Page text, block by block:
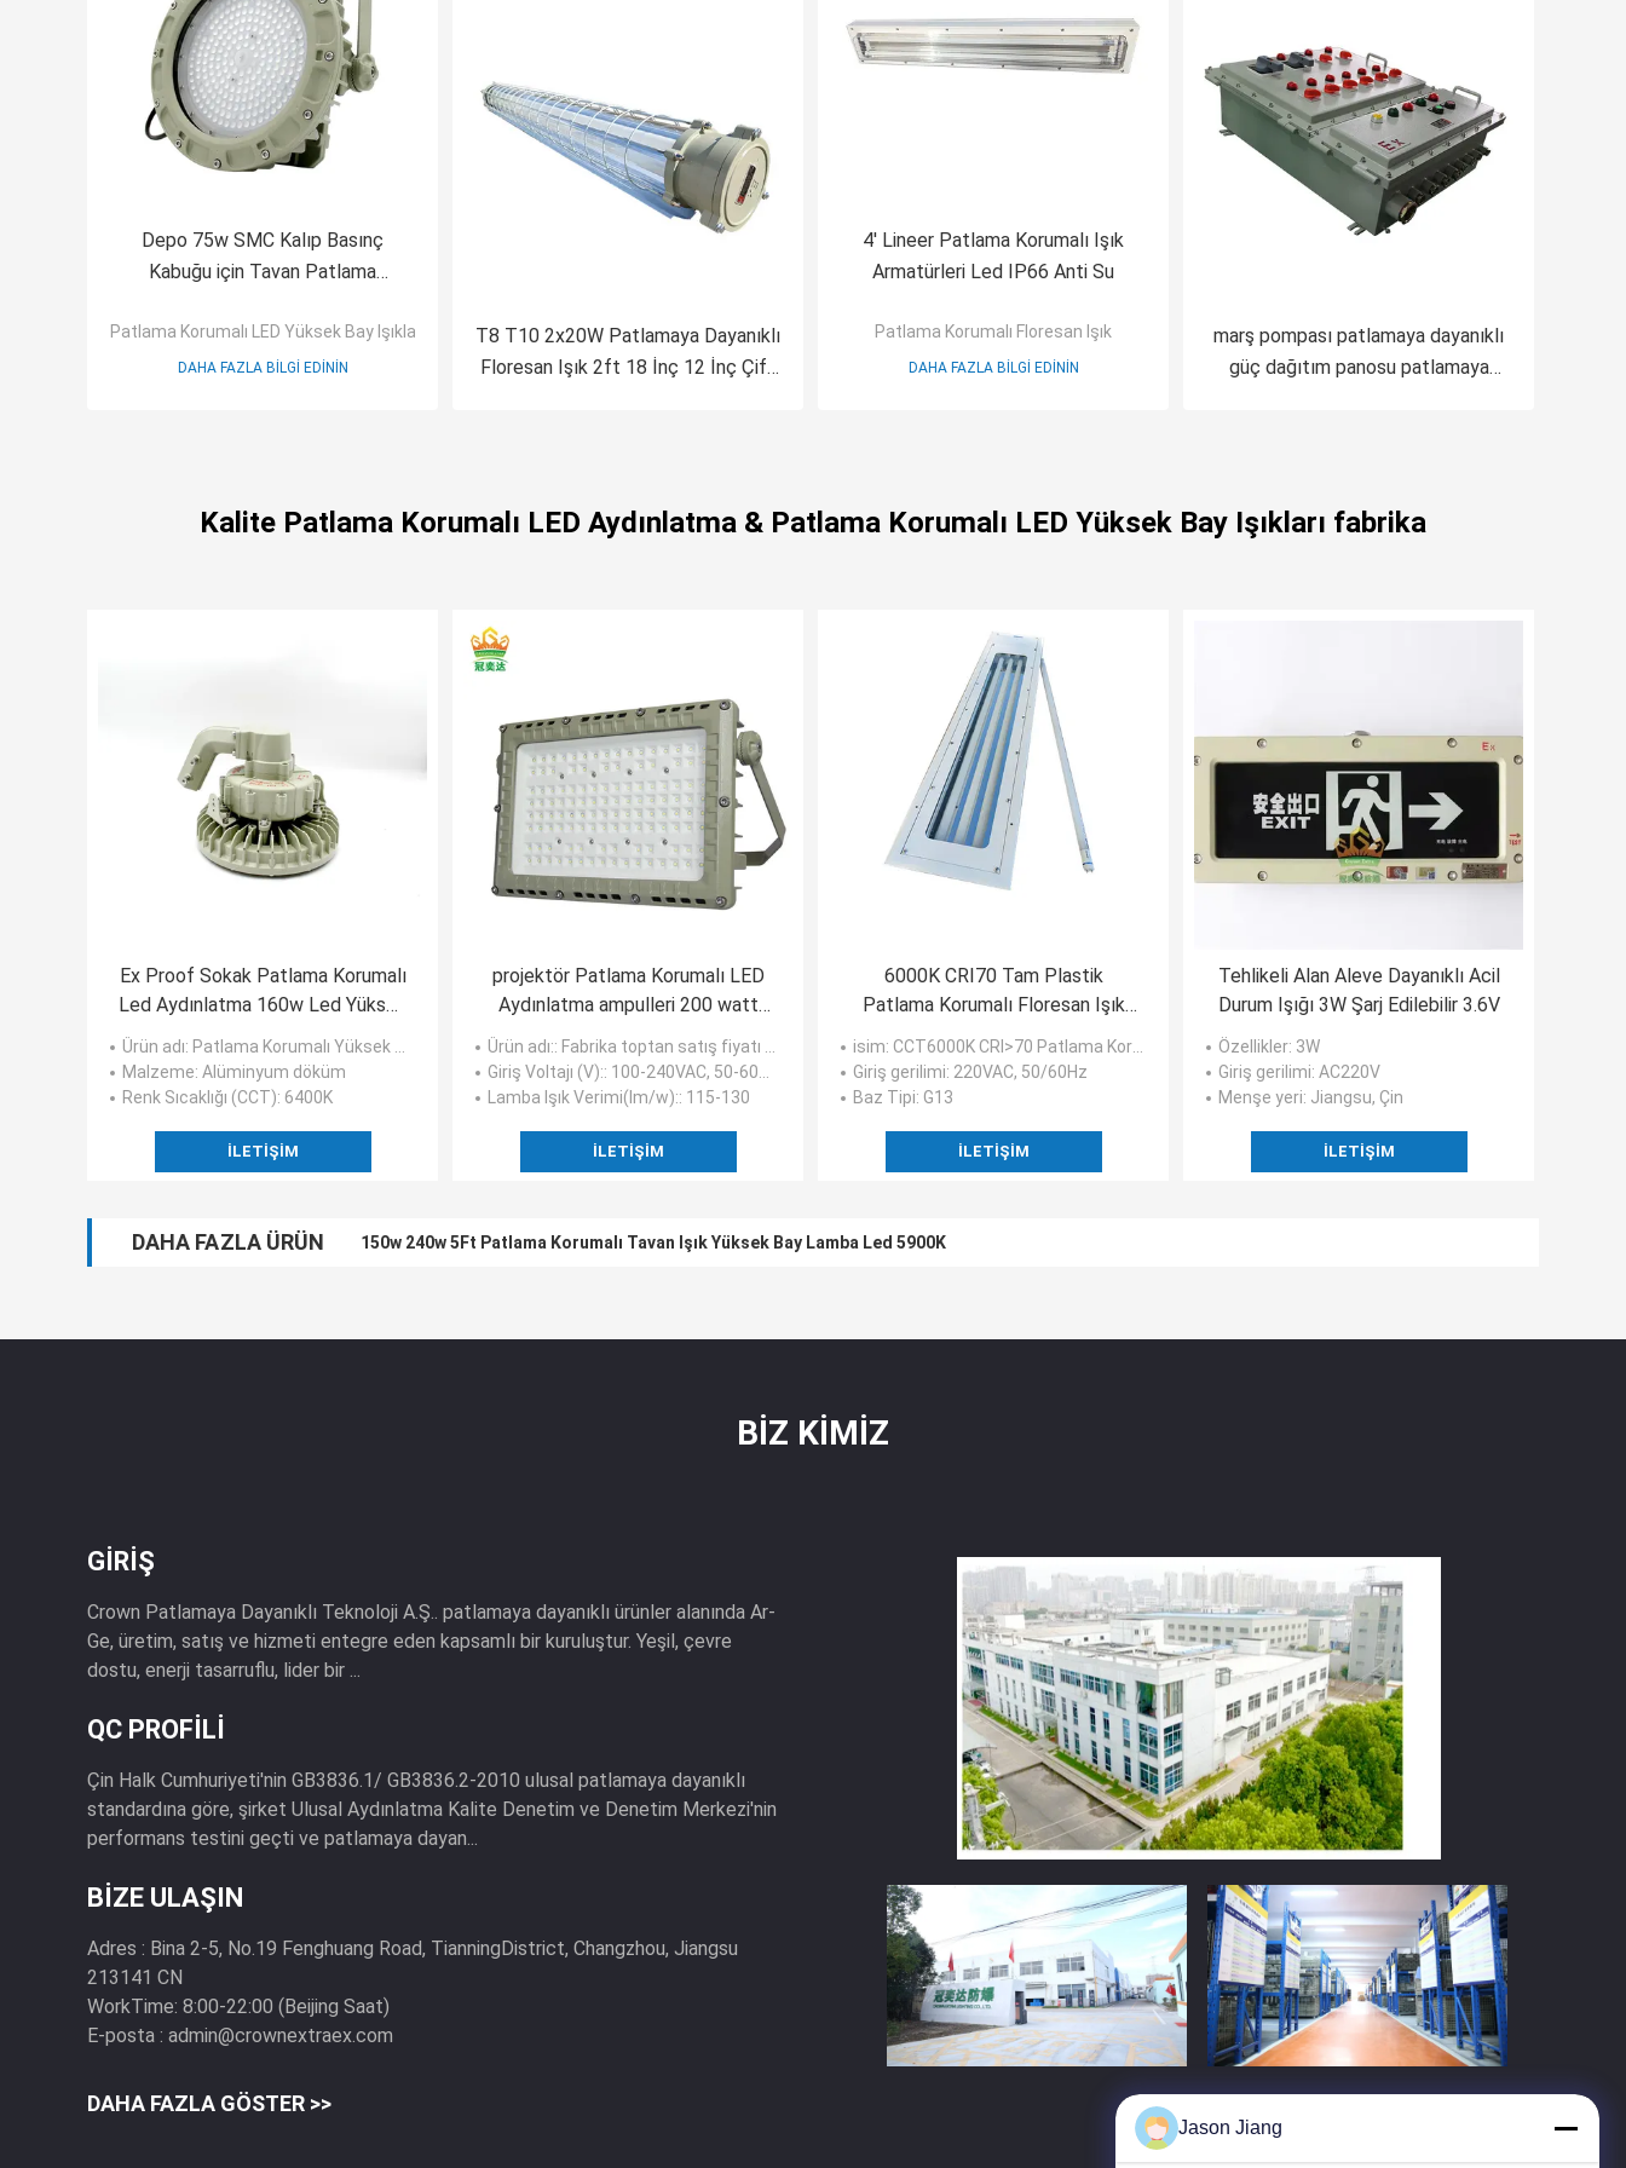
Depo 75w SMC Kalıp Basınç
Kabuğu için Tavan Patlama
Patlama Korumalı LED Yüksek Bay Işıkları
DAHA FAZLA BILGI EDININ
T8 T10 2x20W Patlamaya Dayanıklı
Floresan Işık 2ft 18 İnç 12 İnç Çift
4' Lineer Patlama Korumalı Işık
Armatürleri Led IP66 Anti Su
Patlama Korumalı Floresan Işık
DAHA FAZLA BILGI EDININ
marş pompası patlamaya dayanıklı
güç dağıtım panosu patlamaya
Kalite Patlama Korumalı LED Aydınlatma & Patlama Korumalı LED Yüksek Bay Işıkları fabrika
Ex Proof Sokak Patlama Korumalı
Led Aydınlatma 160w Led Yüksek
Bay
Ürün adı: Patlama Korumalı Yüksek Bay Led Işıklar
Malzeme: Alüminyum döküm
Renk Sıcaklığı (CCT): 6400K
İLETIŞIM
projektör Patlama Korumalı LED
Aydınlatma ampulleri 200 watt
led ışın açısı 120 derece
Ürün adı:: Fabrika toptan satış fiyatı led patlamaya dayanıklı 200 watt led projektör ışın açısı 120 derece
Giriş Voltajı (V):: 100-240VAC, 50-60Hz
Lamba Işık Verimi(lm/w):: 115-130
İLETIŞIM
6000K CRI70 Tam Plastik
Patlama Korumalı Floresan Işık
3ft 5ft Doğrusal
isim: CCT6000K CRI>70 Patlama Korumalı Floresan Işık Lineer tüp aydınlatma armatürleri
Giriş gerilimi: 220VAC, 50/60Hz
Baz Tipi: G13
İLETIŞIM
Tehlikeli Alan Aleve Dayanıklı Acil
Durum Işığı 3W Şarj Edilebilir 3.6V
Özellikler: 3W
Giriş gerilimi: AC220V
Menşe yeri: Jiangsu, Çin
İLETIŞIM
DAHA FAZLA ÜRÜN 150w 240w 5Ft Patlama Korumalı Tavan Işık Yüksek Bay Lamba Led 5900K
BIZ KIMIZ
GIRIŞ
Crown Patlamaya Dayanıklı Teknoloji A.Ş.. patlamaya dayanıklı ürünler alanında Ar-
Ge, üretim, satış ve hizmeti entegre eden kapsamlı bir kuruluştur. Yeşil, çevre
dostu, enerji tasarruflu, lider bir ...
QC PROFILI
Çin Halk Cumhuriyeti'nin GB3836.1/ GB3836.2-2010 ulusal patlamaya dayanıklı
standardına göre, şirket Ulusal Aydınlatma Kalite Denetim ve Denetim Merkezi'nin
performans testini geçti ve patlamaya dayan...
BIZE ULAŞIN
Adres : Bina 2-5, No.19 Fenghuang Road, TianningDistrict, Changzhou, Jiangsu
213141 CN
WorkTime: 8:00-22:00 (Beijing Saat)
E-posta : admin@crownextraex.com
DAHA FAZLA GÖSTER >>
Jason Jiang